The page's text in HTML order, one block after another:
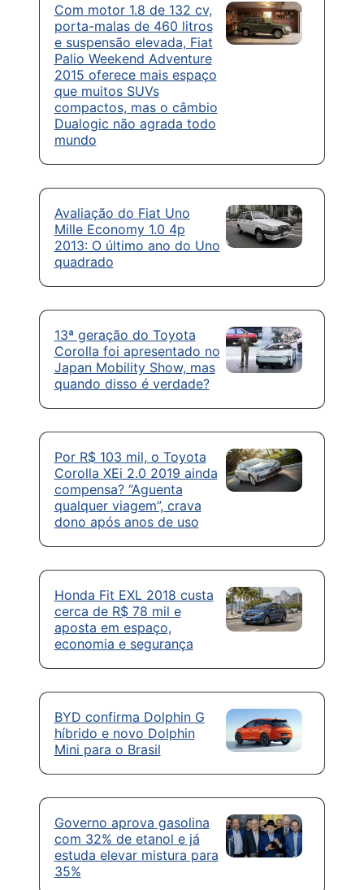
Com motor 1.8 de 132 cv,
porta-malas de 460 litros
e suspensão elevada, Fiat
Palio Weekend Adventure
2015 oferece mais espaço
que muitos SUVs
compactos, mas o câmbio
Dualogic não agrada todo
mundo
Avaliação do Fiat Uno
Mille Economy 1.0 4p
2013: O último ano do Uno
quadrado
13ª geração do Toyota
Corolla foi apresentado no
Japan Mobility Show, mas
quando disso é verdade?
Por R$ 103 mil, o Toyota
Corolla XEi 2.0 2019 ainda
compensa? “Aguenta
qualquer viagem”, crava
dono após anos de uso
Honda Fit EXL 2018 custa
cerca de R$ 78 mil e
aposta em espaço,
economia e segurança
BYD confirma Dolphin G
híbrido e novo Dolphin
Mini para o Brasil
Governo aprova gasolina
com 32% de etanol e já
estuda elevar mistura para
35%